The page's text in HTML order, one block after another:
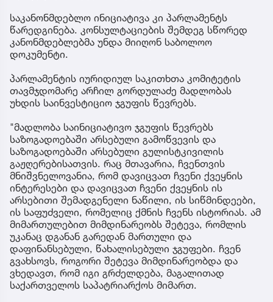
საკანონმდებლო ინიციატივა კი პარლამენტს
წარედგინება. კონსულტაციების შემდეგ სწორედ
კანონმდებლებმა უნდა მიიღონ საბოლოო
დოკუმენტი.
პარლამენტის იურიდიულ საკითხთა კომიტეტის
თავმჯდომარე არჩილ გორდულაძე მადლობას
უხდის საინვესტიციო ჯგუფის წევრებს.
"მადლობა საინიციატივო ჯგუფის წევრებს
საზოგადოებაში არსებული გამოწვევის და
საზოგადოებაში არსებული გულისტკივილის
გაჟღერებისათვის. რაც მთავარია, ჩვენთვის
მნიშვნელოვანია, რომ დავიცვათ ჩვენი ქვეყნის
ინტერესები და დავიცვათ ჩვენი ქვეყნის ის
არსებითი შემადგენელი ნაწილი, ის სიწმინდეები,
ის საფუძველი, რომელიც ქმნის ჩვენს ისტორიას. ამ
მიმართულებით მიმდინარეობს შეტევა, რომლის
უკანაც დგანან გარედან მართული და
დაფინანსებული, წახალისებული ჯგუფები. ჩვენ
გვახსოვს, როგორი შეტევა მიმდინარეობდა და
ვხედავთ, რომ იგი გრძელდება, მაგალითად
საქართველოს საპატრიარქოს მიმართ.